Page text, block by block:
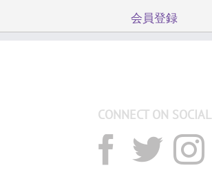
会員登録
CONNECT ON SOCIAL